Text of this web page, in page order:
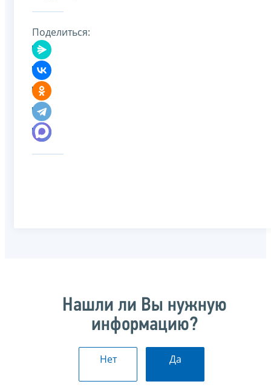
Поделиться:
Нашли ли Вы нужную
информацию?
Нет Да